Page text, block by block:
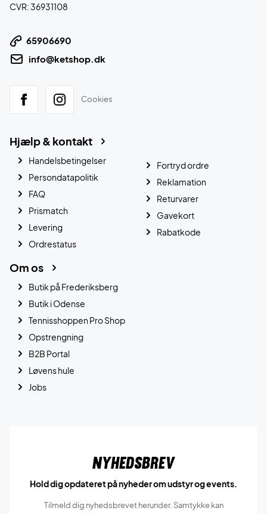
CVR: 36931108
65906690
info@ketshop.dk
Cookies
Hjælp & kontakt
Handelsbetingelser
Persondatapolitik
FAQ
Prismatch
Levering
Ordrestatus
Fortryd ordre
Reklamation
Returvarer
Gavekort
Rabatkode
Om os
Butik på Frederiksberg
Butik i Odense
Tennisshoppen Pro Shop
Opstrengning
B2B Portal
Løvens hule
Jobs
Nyhedsbrev
Hold dig opdateret på nyheder om udstyr og events.
Tilmeld dig nyhedsbrevet herunder. Samtykke kan